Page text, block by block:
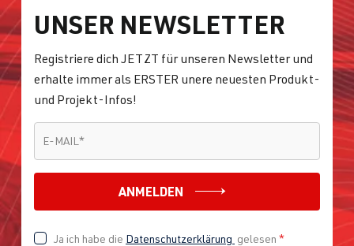
UNSER NEWSLETTER
Registriere dich JETZT für unseren Newsletter und
erhalte immer als ERSTER unere neuesten Produkt-
und Projekt-Infos!
E-MAIL *
ANMELDEN
Ja ich habe die Datenschutzerklärung gelesen *